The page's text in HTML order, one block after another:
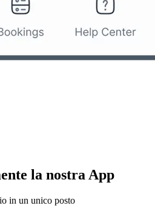
la nostra App
in un unico posto